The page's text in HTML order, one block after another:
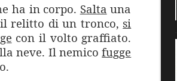
ha in corpo. Salta una
il relitto di un tronco, si
con il volto graffiato.
neve. Il nemicofugge